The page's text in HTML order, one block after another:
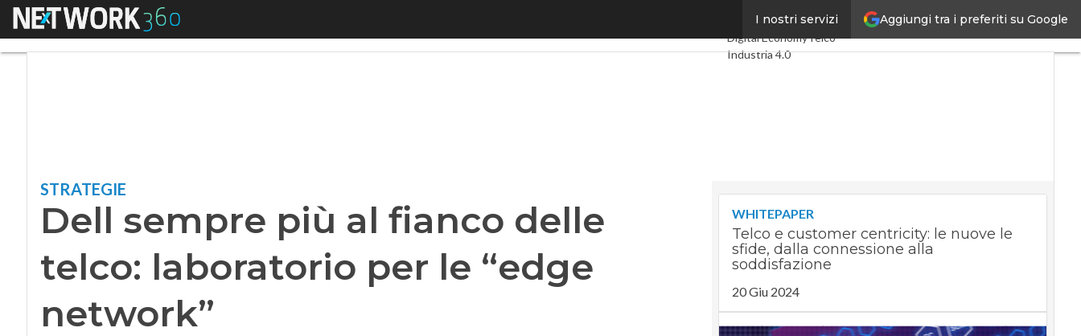
Aggiungi tra i preferiti su Google
I nostri servizi
Menu
Ultimi articoli
Digital EconomyTelco
Industria 4.0
STRATEGIE
Dell sempre più al fianco delle
telco: laboratorio per le “edge
network”
WHITEPAPER
Telco e customer centricity: le nuove le
sfide, dalla connessione alla
soddisfazione
20 Giu 2024